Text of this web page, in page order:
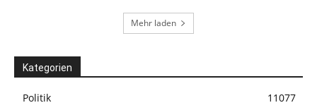
Mehr laden
Kategorien
Politik
11077